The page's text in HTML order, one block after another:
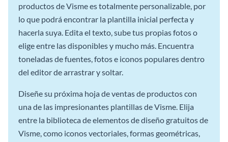
productos de Visme es totalmente personalizable, por
lo que podrá encontrar la plantilla inicial perfecta y
hacerla suya. Edita el texto, sube tus propias fotos o
elige entre las disponibles y mucho más. Encuentra
toneladas de fuentes, fotos e iconos populares dentro
del editor de arrastrar y soltar.
Diseñe su próxima hoja de ventas de productos con
una de las impresionantes plantillas de Visme. Elija
entre la biblioteca de elementos de diseño gratuitos de
Visme, como iconos vectoriales, formas geométricas,